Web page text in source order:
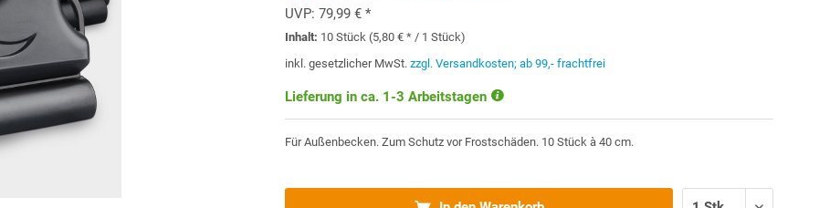
UVP:79,99 € *
Inhalt: 10 Stück (5,80 € * / 1 Stück)
inkl. gesetzlicher MwSt.zzgl. Versandkosten; ab 99,- frachtfrei
Lieferung in ca. 1-3 Arbeitstagen
Für Außenbecken. Zum Schutz vor Frostschäden. 10 Stück à 40 cm.